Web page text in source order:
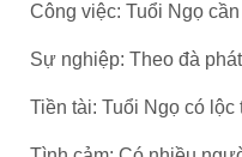
Công việc: Tuổi Ngọ
Sự nghiệp: Theo đà
Tiền tài: Tuổi Ngọ có